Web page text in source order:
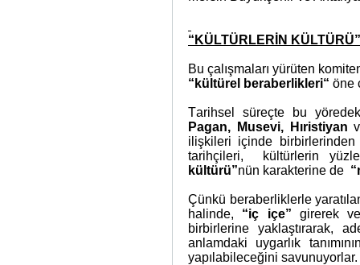
“ KÜLTÜRLERİN KÜLTÜRÜ”
Bu çalışmaları yürüten
“kültürel beraberlikleri“ öne
Tarihsel süreçte bu
Pagan, Musevi, Hıristiyan
ilişkileri içinde
tarihçileri,
kültürlerin
kültürü”nün karakterine de
Çünkü beraberliklerle
halinde, “iç içe” girerek
birbirlerine yaklaştırarak,
anlamdaki uygarlık
yapılabileceğini savunuyorlar.